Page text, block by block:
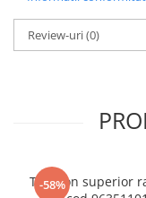
Review-uri(0)
-58%
Tampon superior